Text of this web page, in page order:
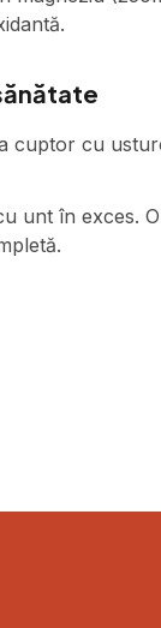
cuptor cu
unt în exces.